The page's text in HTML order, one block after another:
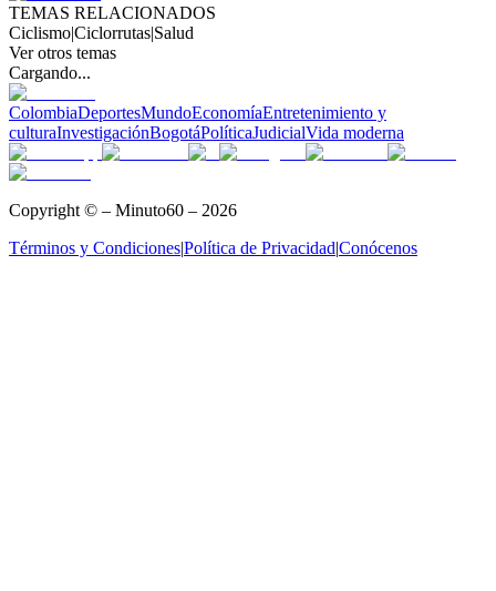
TEMAS RELACIONADOS
Ciclismo|Ciclorrutas|Salud
Ver otros temas
Cargando...
ColombiaDeportesMundoEconomíaEntretenimiento y
culturaInvestigaciónBogotáPolíticaJudicialVida moderna
Copyright © – Minuto60 – 2026
Términos y Condiciones|Política de Privacidad|Conócenos